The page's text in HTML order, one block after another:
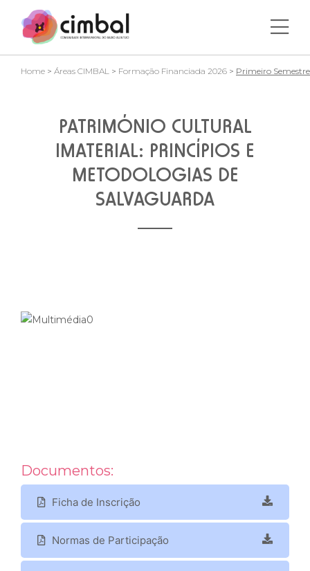
Home > Áreas CIMBAL > Formação Financiada 2026 > Primeiro Semestre
PATRIMÓNIO CULTURAL
IMATERIAL: PRINCÍPIOS E
METODOLOGIAS DE
SALVAGUARDA
Documentos:
Ficha de Inscrição
Normas de Participação